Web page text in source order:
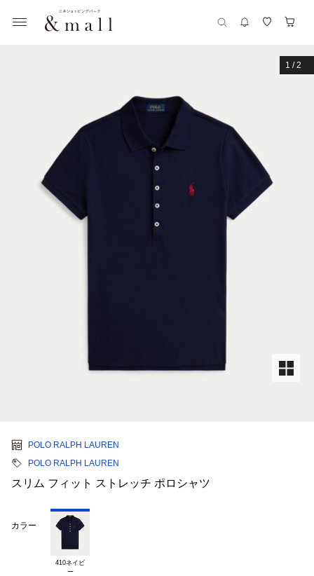
1 /2
POLO RALPH LAUREN
POLO RALPH LAUREN
スリム フィット ストレッチ ポロシャツ
カラー
410ネイビ
ー